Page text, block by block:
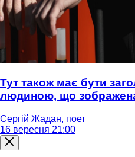
Тут також має бути
людиною, що
Сергій Жадан, поет
16 вересня 21:00